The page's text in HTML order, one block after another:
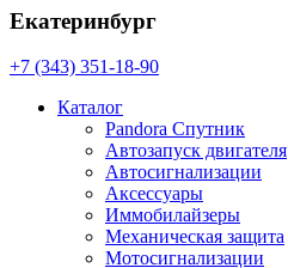
Екатеринбург
+7 (343) 351-18-90
Каталог
Pandora Спутник
Автозапуск двигателя
Автосигнализации
Аксессуары
Иммобилайзеры
Механическая защита
Мотосигнализации